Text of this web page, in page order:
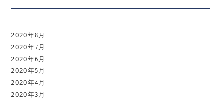
2020年8月
2020年7月
2020年6月
2020年5月
2020年4月
2020年3月